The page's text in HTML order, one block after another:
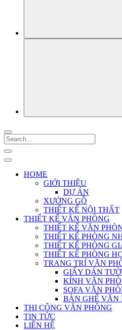
HOME
GIỚI THIỆU
DỰ ÁN
XƯỞNG GỖ
THIẾT KẾ NỘI THẤT
THIẾT KẾ VĂN PHÒNG
THIẾT KẾ VĂN
THIẾT KẾ PHÒNG
THIẾT KẾ PHÒNG
THIẾT KẾ PHÒNG
TRANG TRÍ VĂN
GIẤY DÁN
KÍNH VĂN
SOFA VĂN
BÀN GHẾ VĂN
THI CÔNG VĂN PHÒNG
TIN TỨC
LIÊN HỆ